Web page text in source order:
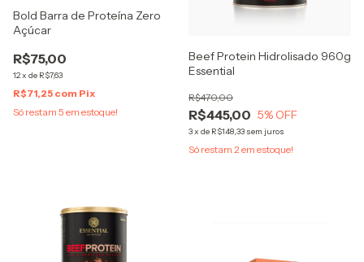
Bold Barra de Proteína Zero
Açúcar
R$75,00
12x de R$7,63
R$71,25 com Pix
Só restam 5 em estoque!
Beef Protein Hidrolisado 960g
Essential
R$445,00
R$470,00
5% OFF
3x de R$148,33 sem juros
Só restam 2 em estoque!